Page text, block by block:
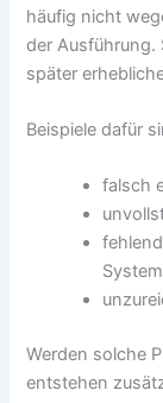
häufig nicht
der Ausführung.
später
Beispiele dafür
falsch
Werden solche
entstehen